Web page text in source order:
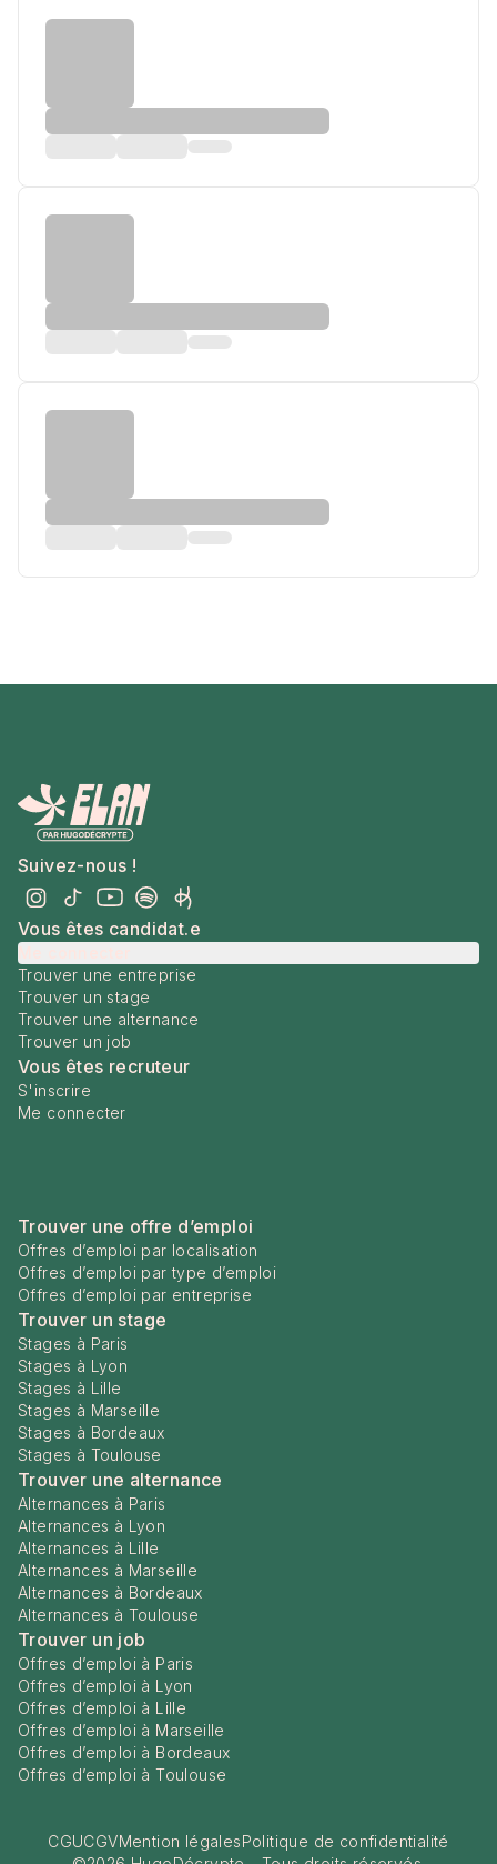
Suivez-nous !
Vous êtes candidat.e
Trouver une entreprise
Trouver un stage
Trouver une alternance
Trouver un job
Vous êtes recruteur
S'inscrire
Me connecter
Trouver une offre d’emploi
Offres d’emploi par localisation
Offres d’emploi par type d’emploi
Offres d’emploi par entreprise
Trouver un stage
Stages à Paris
Stages à Lyon
Stages à Lille
Stages à Marseille
Stages à Bordeaux
Stages à Toulouse
Trouver une alternance
Alternances à Paris
Alternances à Lyon
Alternances à Lille
Alternances à Marseille
Alternances à Bordeaux
Alternances à Toulouse
Trouver un job
Offres d’emploi à Paris
Offres d’emploi à Lyon
Offres d’emploi à Lille
Offres d’emploi à Marseille
Offres d’emploi à Bordeaux
Offres d’emploi à Toulouse
CGUCGVMention légalesPolitique de confidentialité